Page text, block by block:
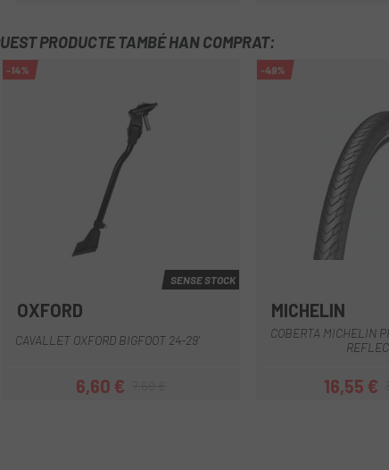
PRODUCTE TAMBÉ HAN COMPRAT:
-14%
SENSE STOCK
OXFORD
CAVALLET OXFORD BIGFOOT 24-29'
Preu
6,60 €Preu regular
-49%
MICHELIN
COBERTA MICHELIN
16,55 €